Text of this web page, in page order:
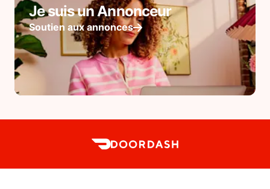
Je suis un Annonceur
Soutien aux annonces